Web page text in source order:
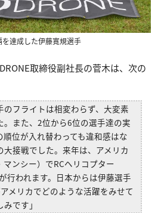
を達成した伊藤寛規選手
取締役副社長の菅木は、次の
のフライトは相変わらず、大変素
。また、2位から6位の選手達の実
順位が入れ替わっても違和感はな
大接戦でした。来年は、アメリカ
マンシー）でRCヘリコプター
行われます。日本からは伊藤選手
メリカでどのような活躍をみせて
です」